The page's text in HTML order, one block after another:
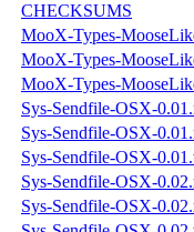
CHECKSUMS
MooX-Types-
MooX-Types-
MooX-Types-
Sys-Sendfile-OSX-
Sys-Sendfile-OSX-
Sys-Sendfile-OSX-
Sys-Sendfile-OSX-
Sys-Sendfile-OSX-